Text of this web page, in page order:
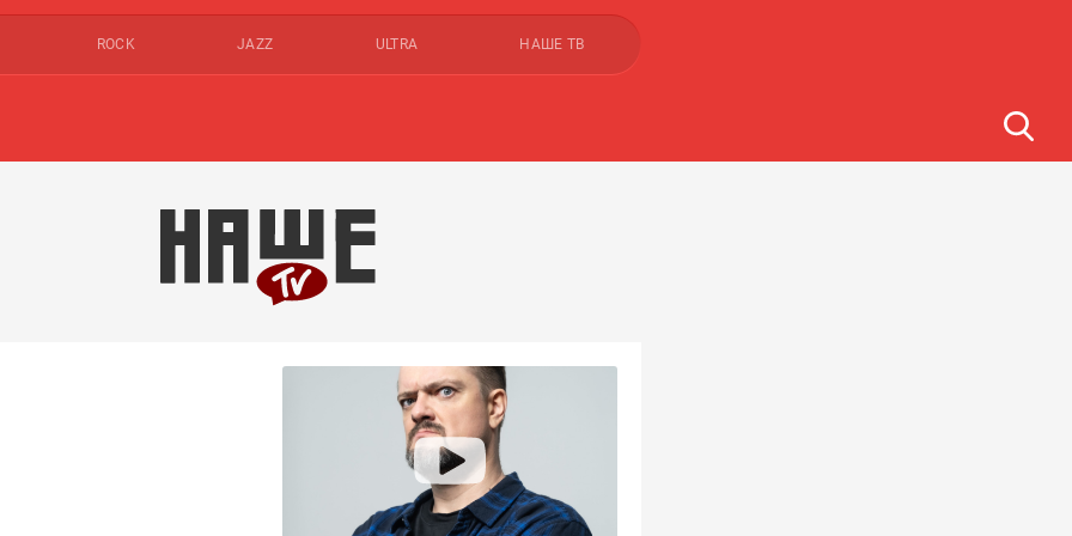
ROCK JAZZ ULTRA НАШЕ ТВ